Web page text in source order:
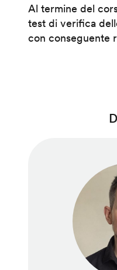
Al termine del
test di verifica
con conseguente